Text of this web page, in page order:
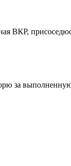
ВКР,
за